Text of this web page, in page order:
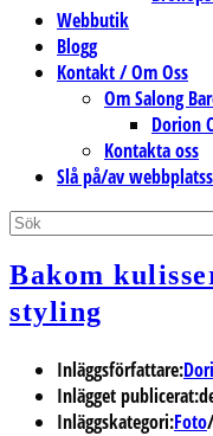
Webbutik
Blogg
Kontakt / Om Oss
Om Salong
Dorion
Kontakta oss
Slå på/av
Bakom
styling
Inläggsförfattare:
Inlägget publicerat:
Inläggskategori:Foto/